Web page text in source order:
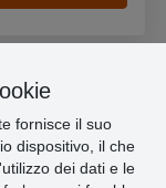
fornisce il suo
dispositivo, il che
dei dati e le